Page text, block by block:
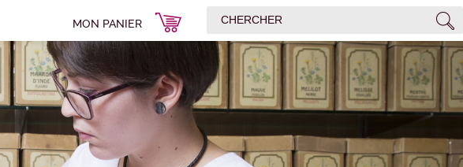
MON PANIER